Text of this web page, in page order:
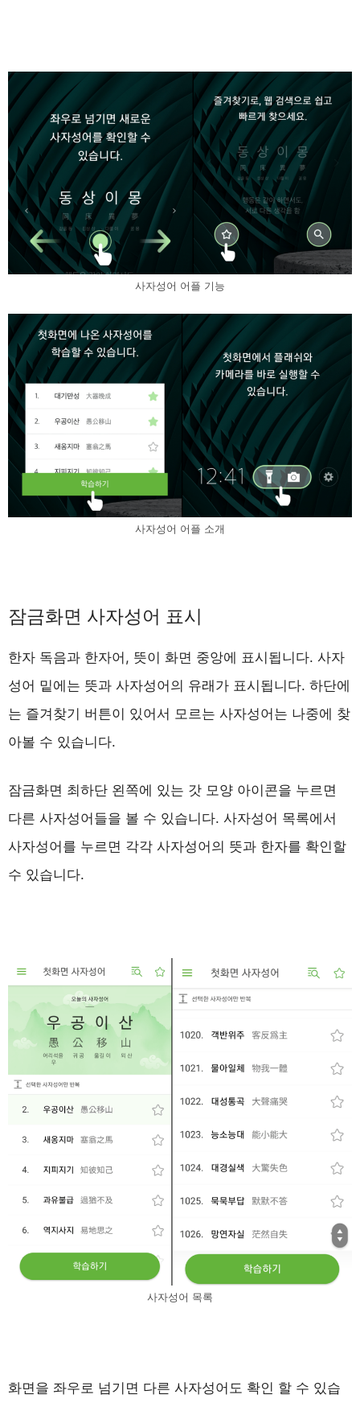
사자성어 어플 기능
사자성어 어플 소개
잠금화면 사자성어 표시
한자 독음과 한자어, 뜻이 화면 중앙에 표시됩니다. 사자
성어 밑에는 뜻과 사자성어의 유래가 표시됩니다. 하단에
는 즐겨찾기 버튼이 있어서 모르는 사자성어는 나중에 찾
아볼 수 있습니다.
잠금화면 최하단 왼쪽에 있는 갓 모양 아이콘을 누르면
다른 사자성어들을 볼 수 있습니다. 사자성어 목록에서
사자성어를 누르면 각각 사자성어의 뜻과 한자를 확인할
수 있습니다.
사자성어 목록
화면을 좌우로 넘기면 다른 사자성어도 확인 할 수 있습